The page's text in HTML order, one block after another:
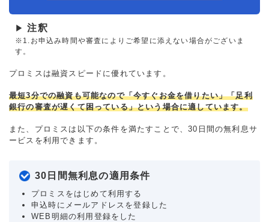
▶ 注釈
※1.お申込み時間や審査によりご希望に添えない場合がございま
す。
プロミスは融資スピードに優れています。
最短3分での融資も可能なので「今すぐお金を借りたい」「足利
銀行の審査が遅くて困っている」という場合に適しています。
また、プロミスは以下の条件を満たすことで、30日間の無利息サ
ービスを利用できます。
30日間無利息の適用条件
プロミスをはじめて利用する
申込時にメールアドレスを登録した
WEB明細の利用登録をした